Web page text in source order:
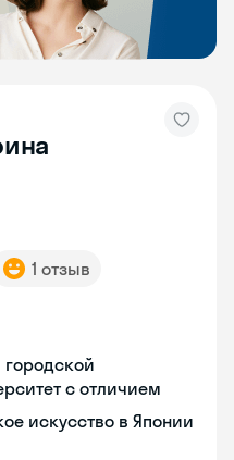
1 отзыв
с отличием
искусство в Японии